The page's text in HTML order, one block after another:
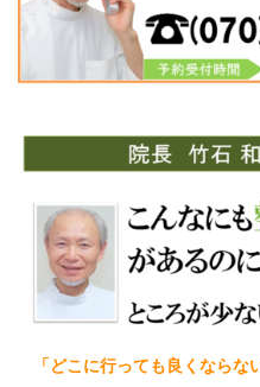
「どこに行っても良くならな